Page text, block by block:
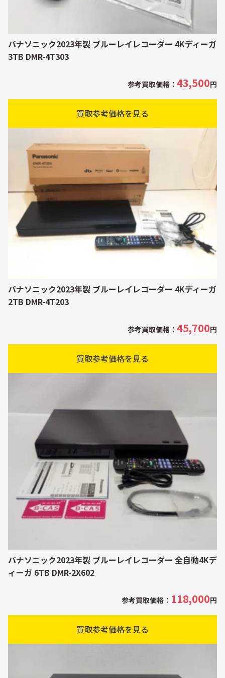
パナソニック2023年製 ブルーレイレコーダー 4Kディーガ
3TB DMR-4T303
参考買取価格： 43,500円
買取参考価格を見る
パナソニック2023年製 ブルーレイレコーダー 4Kディーガ
2TB DMR-4T203
参考買取価格： 45,700円
買取参考価格を見る
パナソニック2023年製 ブルーレイレコーダー 全自動4Kデ
ィーガ 6TB DMR-2X602
参考買取価格： 118,000円
買取参考価格を見る